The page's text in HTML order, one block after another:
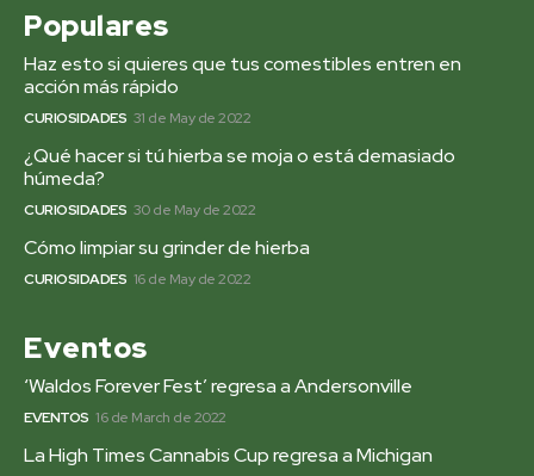
Populares
Haz esto si quieres que tus comestibles entren en
acción más rápido
CURIOSIDADES 31 de May de 2022
¿Qué hacer si tú hierba se moja o está demasiado
húmeda?
CURIOSIDADES 30 de May de 2022
Cómo limpiar su grinder de hierba
CURIOSIDADES 16 de May de 2022
Eventos
‘Waldos Forever Fest’ regresa a Andersonville
EVENTOS 16 de March de 2022
La High Times Cannabis Cup regresa a Michigan